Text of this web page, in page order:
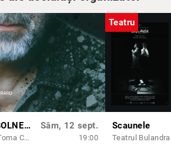
Verbruge
Arlette Copaert
Vanbeveren
Guerdin
Vankelst
CONSTRUCTORUL SOLNESS
Teatrul Bulandra - Sala Toma Caragiu
Sâm, 12 sept.
19:00
Teatru
Scaunele